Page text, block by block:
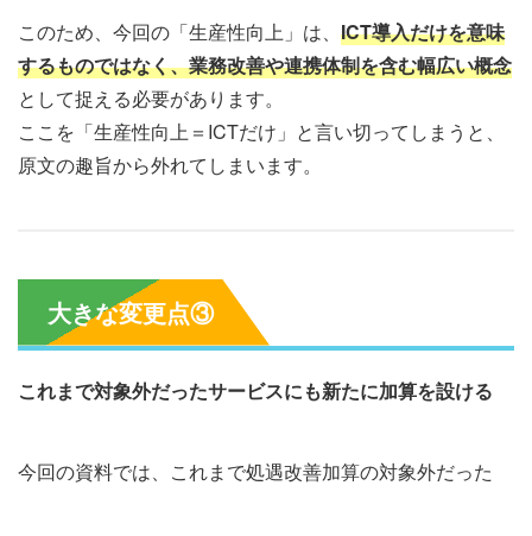
このため、今回の「生産性向上」は、 ICT導入だけを意味
するものではなく、業務改善や連携体制を含む幅広い概念
として捉える必要があります。
ここを「生産性向上＝ICTだけ」と言い切ってしまうと、
原文の趣旨から外れてしまいます。
大きな変更点③
これまで対象外だったサービスにも新たに加算を設ける
今回の資料では、これまで処遇改善加算の対象外だった